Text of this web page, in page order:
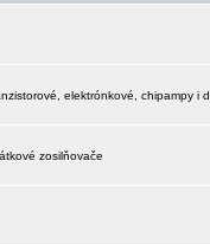
elektrónkové, chipampy i
zosilňovače